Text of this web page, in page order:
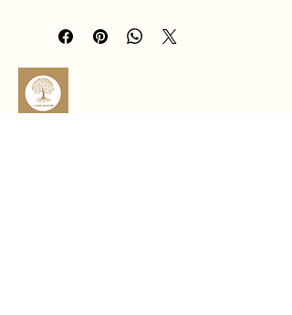
l’amour de soi, l’apaisement
émotionnel et l’harmonie du cœur.
À la fois délicat et symbolique, ce bijou
diffuse une énergie douce et
réconfortante, pour accompagner le